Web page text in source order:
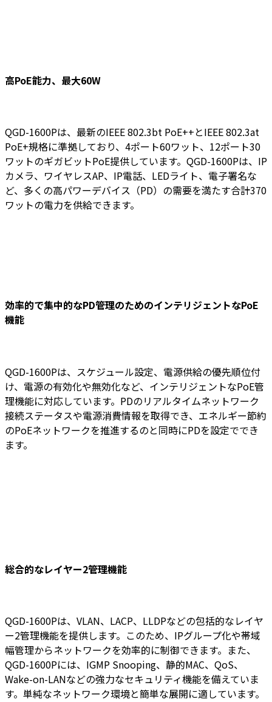
高PoE能力、最大60W
QGD-1600Pは、最新のIEEE 802.3bt PoE++とIEEE 802.3at
PoE+規格に準拠しており、4ポート60ワット、12ポート30
ワットのギガビットPoE提供しています。QGD-1600Pは、IP
カメラ、ワイヤレスAP、IP電話、LEDライト、電子署名な
ど、多くの高パワーデバイス（PD）の需要を満たす合計370
ワットの電力を供給できます。
効率的で集中的なPD管理のためのインテリジェントなPoE
機能
QGD-1600Pは、スケジュール設定、電源供給の優先順位付
け、電源の有効化や無効化など、インテリジェントなPoE管
理機能に対応しています。PDのリアルタイムネットワーク
接続ステータスや電源消費情報を取得でき、エネルギー節約
のPoEネットワークを推進するのと同時にPDを設定ででき
ます。
総合的なレイヤー2管理機能
QGD-1600Pは、VLAN、LACP、LLDPなどの包括的なレイヤ
ー2管理機能を提供します。このため、IPグループ化や帯域
幅管理からネットワークを効率的に制御できます。また、
QGD-1600Pには、IGMP Snooping、静的MAC、QoS、
Wake-on-LANなどの強力なセキュリティ機能を備えていま
す。単純なネットワーク環境と簡単な展開に適しています。